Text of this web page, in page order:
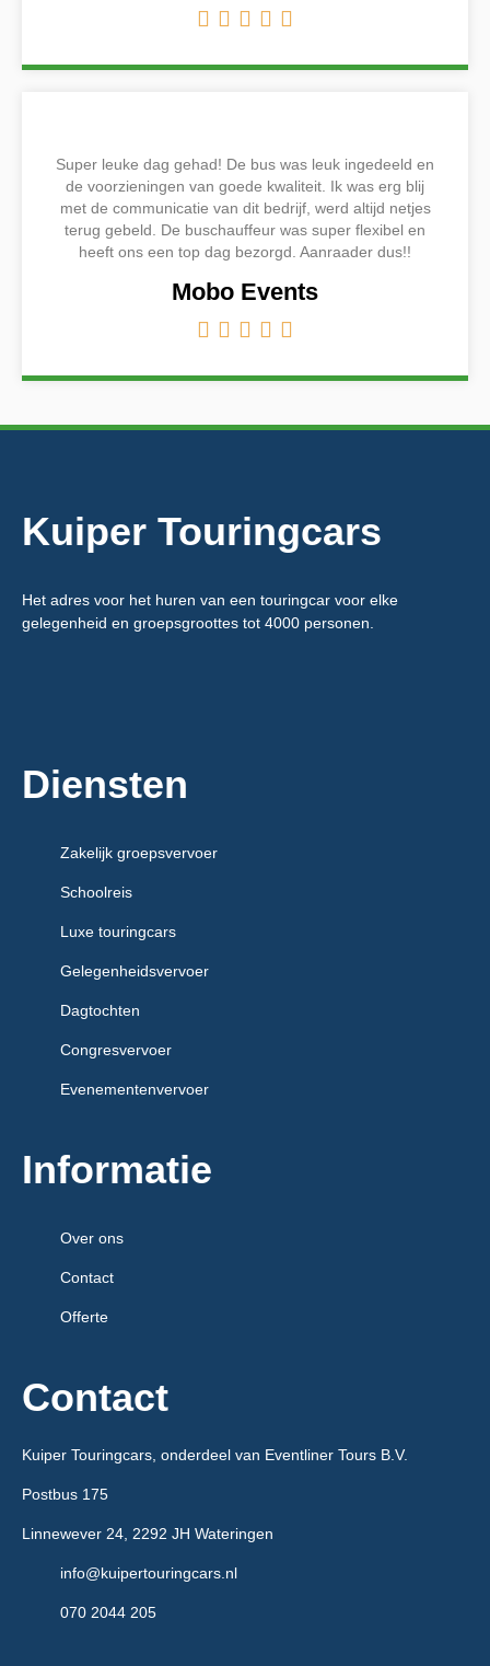
    
Super leuke dag gehad! De bus was leuk ingedeeld en
de voorzieningen van goede kwaliteit. Ik was erg blij
met de communicatie van dit bedrijf, werd altijd netjes
terug gebeld. De buschauffeur was super flexibel en
heeft ons een top dag bezorgd. Aanraader dus!!
Mobo Events
    
Kuiper Touringcars
Het adres voor het huren van een touringcar voor elke
gelegenheid en groepsgroottes tot 4000 personen.
Diensten
Zakelijk groepsvervoer
Schoolreis
Luxe touringcars
Gelegenheidsvervoer
Dagtochten
Congresvervoer
Evenementenvervoer
Informatie
Over ons
Contact
Offerte
Contact
Kuiper Touringcars, onderdeel van Eventliner Tours B.V.
Postbus 175
Linnewever 24, 2292 JH Wateringen
info@kuipertouringcars.nl
070 2044 205